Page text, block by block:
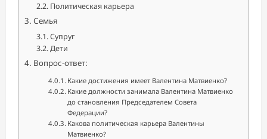
Политическая карьера
Семья
Супруг
Дети
Вопрос-ответ:
Какие достижения имеет Валентина Матвиенко?
Какие должности занимала Валентина Матвиенко
до становления Председателем Совета
Федерации?
Какова политическая карьера Валентины
Матвиенко?